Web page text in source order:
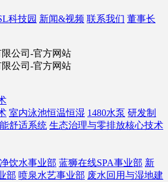
科技园 新闻&视频 联系我们 董事长
室内泳池恒温恒湿 1480水泵 研发制
舒适系统 生态治理与零排放核心技术
净饮水事业部 蓝狮在线SPA事业部 新
部 喷泉水艺事业部 废水回用与湿地建